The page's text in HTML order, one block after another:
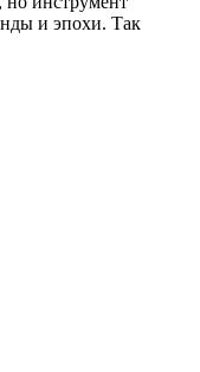
и эпохи. Так